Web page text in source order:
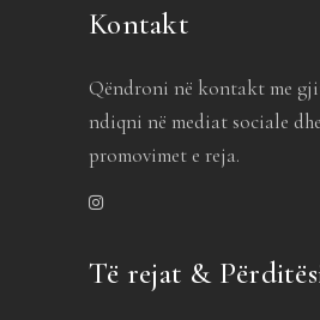
Kontakt
Qëndroni në kontakt me
ndiqni në mediat sociale
promovimet e reja.
Të rejat &